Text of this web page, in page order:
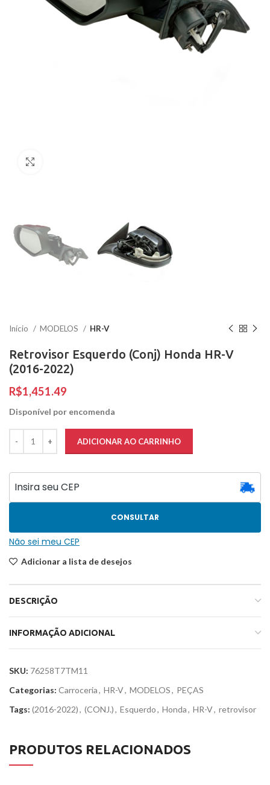
Início MODELOS HR-V
Retrovisor Esquerdo (Conj) Honda HR-V
(2016-2022)
R$
Disponível por encomenda
ADICIONAR AO CARRINHO
CONSULTAR
Não sei meu CEP
Adicionar a lista de desejos
DESCRIÇÃO
INFORMAÇÃO ADICIONAL
SKU: 76258T7TM11
Categorias: Carroceria, HR-V, MODELOS, PEÇAS
Tags: (2016-2022), (CONJ.), Esquerdo, Honda, HR-V, retrovisor
PRODUTOS RELACIONADOS